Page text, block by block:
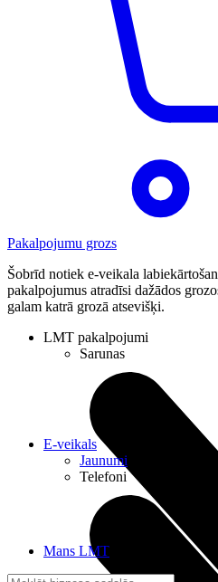
Pakalpojumu grozs
Šobrīd notiek e-veikala
pakalpojumus atradīsi dažādos
galam katrā grozā atsevišķi.
LMT pakalpojumi
Sarunas
E-veikals
Jaunumi
Telefoni
Mans LMT